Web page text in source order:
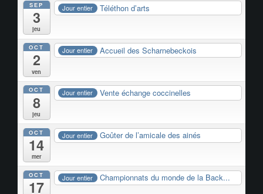
SEP
3
jeu
Jour entier Téléthon d’arts
OCT
2
ven
Jour entier Accueil des Scharnebeckois
OCT
8
jeu
Jour entier Vente échange coccinelles
OCT
14
mer
Jour entier Goûter de l’amicale des ainés
OCT
17
Jour entier Championnats du monde de la Back...